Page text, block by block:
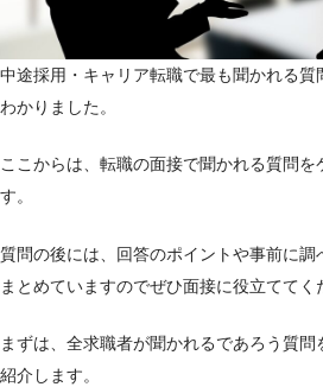
中途採用・キャリア転職で最も聞かれる
わかりました。
ここからは、転職の面接で聞かれる質問を
す。
質問の後には、回答のポイントや事前に調
まとめていますのでぜひ面接に役立ててく
まずは、全求職者が聞かれるであろう質
紹介します。